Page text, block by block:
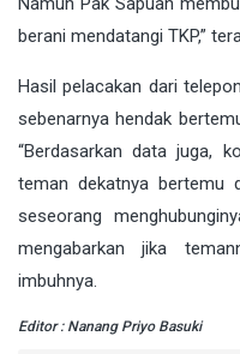
berani mendatangi TKP,”
Hasil pelacakan dari
sebenarnya hendak
“Berdasarkan data juga,
teman dekatnya bertemu
seseorang
mengabarkan jika
imbuhnya.
Editor : Nanang Priyo Basuki